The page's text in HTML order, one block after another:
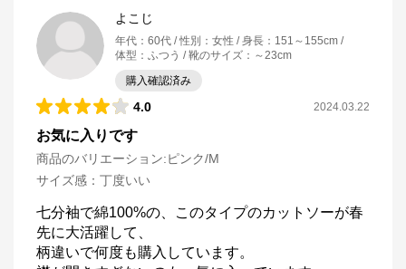
よこじ
年代 ： 60代 性別 ： 女性 身長 ： 151～155cm
体型 ： ふつう 靴のサイズ ： ～23cm
購入確認済み
4.0 2024.03.22
お気に入りです
商品のバリエーション:ピンク/M
サイズ感 ： 丁度いい
七分袖で綿100%の、このタイプのカットソーが春
先に大活躍して、
柄違いで何度も購入しています。